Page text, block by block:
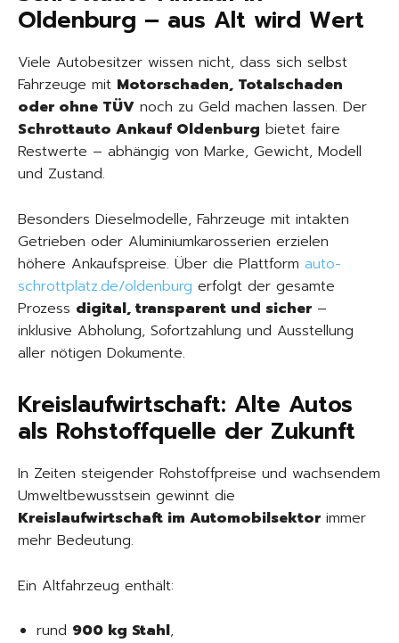
Oldenburg – aus Alt wird Wert
Viele Autobesitzer wissen nicht, dass sich selbst
Fahrzeuge mit Motorschaden, Totalschaden
oder ohne TÜV noch zu Geld machen lassen. Der
Schrottauto Ankauf Oldenburg bietet faire
Restwerte – abhängig von Marke, Gewicht, Modell
und Zustand.
Besonders Dieselmodelle, Fahrzeuge mit intakten
Getrieben oder Aluminiumkarosserien erzielen
höhere Ankaufspreise. Über die Plattform auto-
schrottplatz.de/oldenburg erfolgt der gesamte
Prozess digital, transparent und sicher –
inklusive Abholung, Sofortzahlung und Ausstellung
aller nötigen Dokumente.
Kreislaufwirtschaft: Alte Autos
als Rohstoffquelle der Zukunft
In Zeiten steigender Rohstoffpreise und wachsendem
Umweltbewusstsein gewinnt die
Kreislaufwirtschaft im Automobilsektor immer
mehr Bedeutung.
Ein Altfahrzeug enthält:
rund 900 kg Stahl,